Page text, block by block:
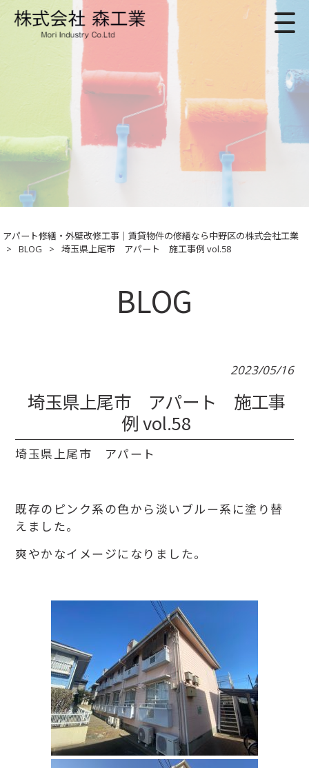
アパート修繕・外壁改修工事｜賃貸物件の修繕なら中野区の株式会社工業
>
BLOG > 埼玉県上尾市 アパート 施工事例 vol.58
BLOG
2023/05/16
埼玉県上尾市 アパート 施工事
例 vol.58
埼玉県上尾市 アパート
既存のピンク系の色から淡いブルー系に塗り替
えました。
爽やかなイメージになりました。